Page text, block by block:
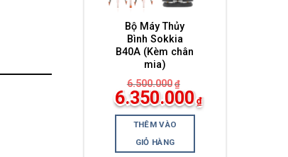
Bộ Máy Thủy
Bình Sokkia
B40A (Kèm chân
mia)
6.500.000 ₫
Giá
gốc
là:
6.500.000₫.
6.350.000 ₫
Giá
hiện
tại
là:
6.350.000₫.
THÊM VÀO
GIỎ HÀNG